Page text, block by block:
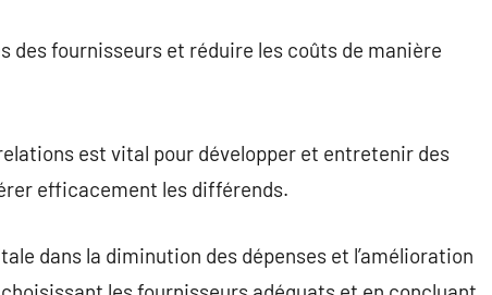
des fournisseurs et réduire les coûts de manière
est vital pour développer et entretenir des
efficacement les différends.
dans la diminution des dépenses et l’amélioration